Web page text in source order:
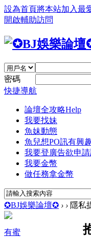
設為首頁將本站加入最
開啟輔助訪問
密碼
快捷導航
論壇全攻略Help
我要找妹
魚妹動態
魚兒想PO訊有興
我要登廣告欲申
我要金幣
做任務拿金幣
✪BJ娛樂論壇✪ › › 隱私
有蜜